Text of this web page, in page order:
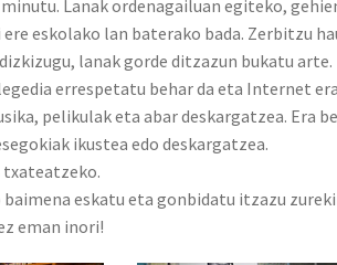
Lanak ordenagailuan egiteko,
eskolako lan baterako bada. Zerbitzu
lanak gorde ditzazun bukatu arte.
errespetatu behar da eta Internet
pelikulak eta abar deskargatzea. Era
ikustea edo deskargatzea.
txateatzeko.
eskatu eta gonbidatu itzazu
eman inori!